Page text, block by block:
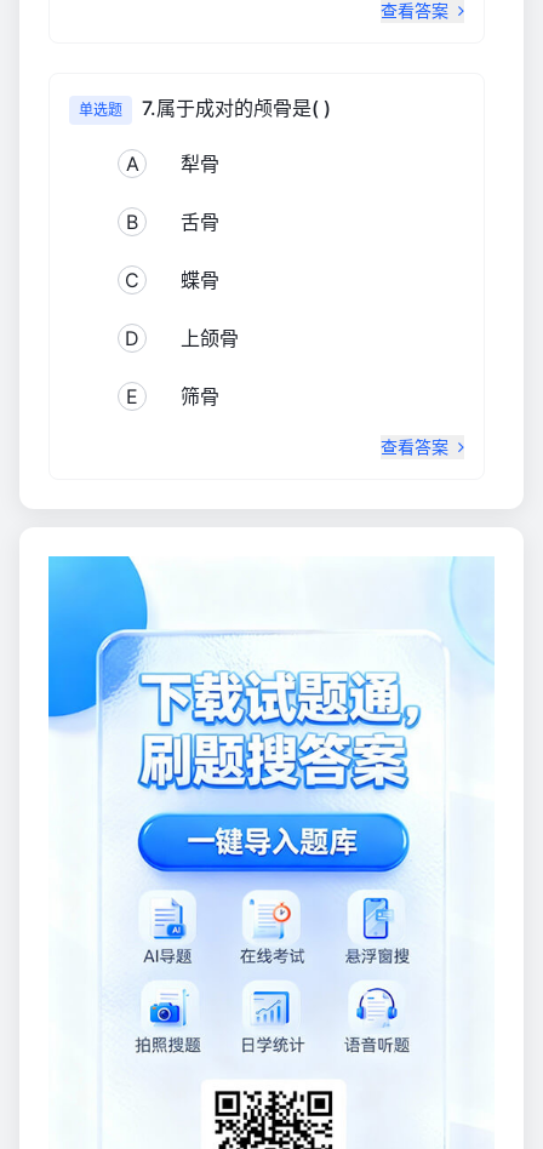
查看答案
单选题 7.属于成对的颅骨是( )
A 犁骨
B 舌骨
C 蝶骨
D 上颌骨
E 筛骨
查看答案